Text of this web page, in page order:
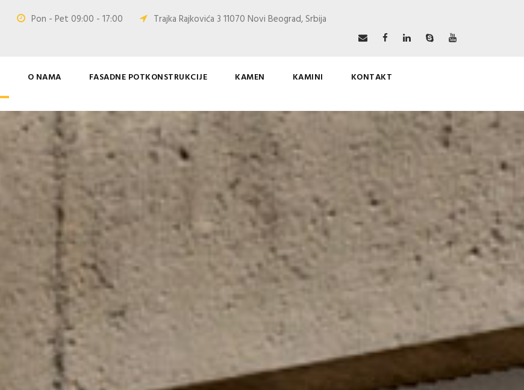
Pon - Pet 09:00 - 17:00 Trajka Rajkovića 3 11070 Novi Beograd, Srbija
O NAMA FASADNE POTKONSTRUKCIJE KAMEN KAMINI KONTAKT